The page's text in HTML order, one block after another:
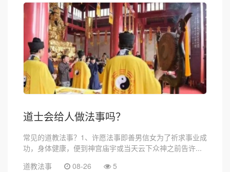
道士会给人做法事吗？
常见的道教法事？1、许愿法事即善男信女为了祈求事业成
功，身体健康，便到神宫庙宇或当天云下众神之前告许...
道教法事
08-26 5